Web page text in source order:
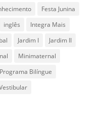
Festa Junina
inglês
Integra Mais
Jardim I
Jardim II
Minimaternal
Programa Bilíngue